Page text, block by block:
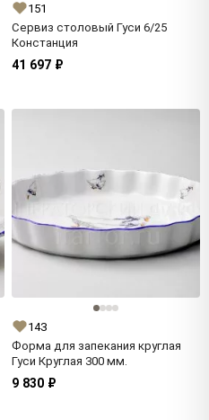
151
Сервиз столовый Гуси 6/25
Констанция
41 697 ₽
143
Форма для запекания круглая
Гуси Круглая 300 мм.
9 830 ₽